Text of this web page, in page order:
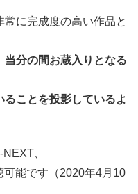
に完成度の高い作品と
当分の間お蔵入りとなる
ことを投影しているよ
、
能です（2020年4月10